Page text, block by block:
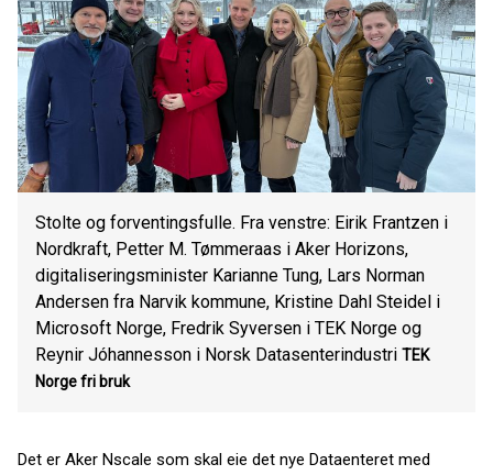
Stolte og forventingsfulle. Fra venstre: Eirik Frantzen i
Nordkraft, Petter M. Tømmeraas i Aker Horizons,
digitaliseringsminister Karianne Tung, Lars Norman
Andersen fra Narvik kommune, Kristine Dahl Steidel i
Microsoft Norge, Fredrik Syversen i TEK Norge og
Reynir Jóhannesson i Norsk Datasenterindustri TEK
Norgefri bruk
Det er Aker Nscale som skal eie det nye Dataenteret med